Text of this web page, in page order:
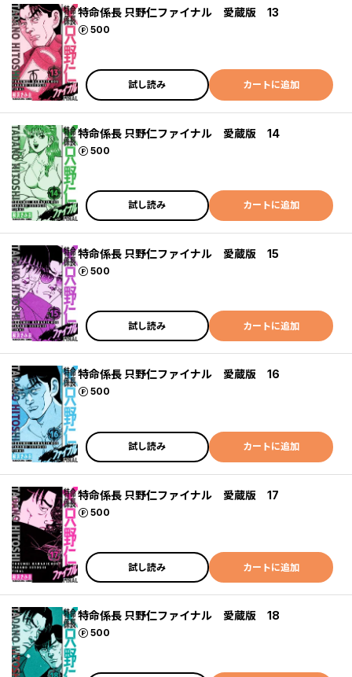
特命係長 只野仁ファイナル 愛蔵版 13
500
ポイント
試し読み カートに追加
特命係長 只野仁ファイナル 愛蔵版 14
500
ポイント
試し読み カートに追加
特命係長 只野仁ファイナル 愛蔵版 15
500
ポイント
試し読み カートに追加
特命係長 只野仁ファイナル 愛蔵版 16
500
ポイント
試し読み カートに追加
特命係長 只野仁ファイナル 愛蔵版 17
500
ポイント
試し読み カートに追加
特命係長 只野仁ファイナル 愛蔵版 18
500
ポイント